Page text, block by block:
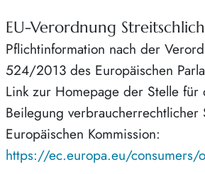
EU-Verordnung
Pflichtinformation nach der
524/2013 des Europäischen
Link zur Homepage der Stelle für
Beilegung
Europäischen Kommission:
https://ec.europa.eu/